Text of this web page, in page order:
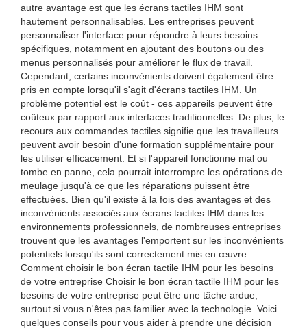
autre avantage est que les écrans tactiles IHM sont
hautement personnalisables. Les entreprises peuvent
personnaliser l'interface pour répondre à leurs besoins
spécifiques, notamment en ajoutant des boutons ou des
menus personnalisés pour améliorer le flux de travail.
Cependant, certains inconvénients doivent également être
pris en compte lorsqu'il s'agit d'écrans tactiles IHM. Un
problème potentiel est le coût - ces appareils peuvent être
coûteux par rapport aux interfaces traditionnelles. De plus, le
recours aux commandes tactiles signifie que les travailleurs
peuvent avoir besoin d'une formation supplémentaire pour
les utiliser efficacement. Et si l'appareil fonctionne mal ou
tombe en panne, cela pourrait interrompre les opérations de
meulage jusqu'à ce que les réparations puissent être
effectuées. Bien qu'il existe à la fois des avantages et des
inconvénients associés aux écrans tactiles IHM dans les
environnements professionnels, de nombreuses entreprises
trouvent que les avantages l'emportent sur les inconvénients
potentiels lorsqu'ils sont correctement mis en œuvre.
Comment choisir le bon écran tactile IHM pour les besoins
de votre entreprise Choisir le bon écran tactile IHM pour les
besoins de votre entreprise peut être une tâche ardue,
surtout si vous n'êtes pas familier avec la technologie. Voici
quelques conseils pour vous aider à prendre une décision